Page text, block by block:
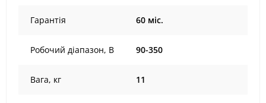
Гарантія 60 міс.
Робочий діапазон, В 90-350
Вага, кг 11